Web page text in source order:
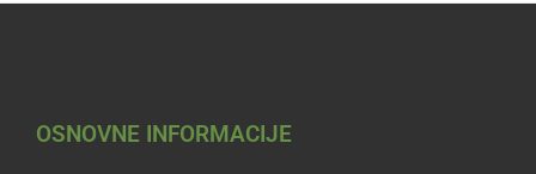
OSNOVNE INFORMACIJE